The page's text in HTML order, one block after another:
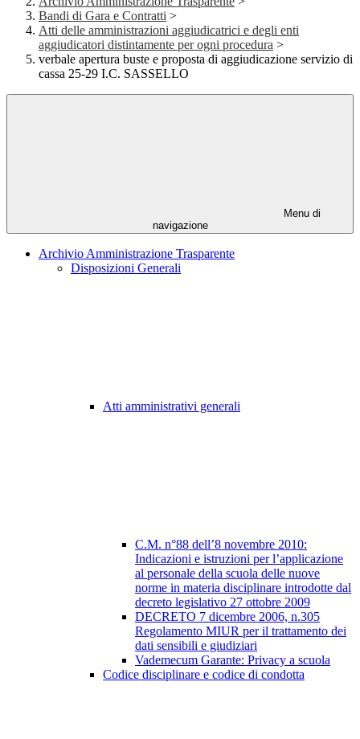
Bandi di Gara e Contratti >
Atti delle amministrazioni aggiudicatrici e degli enti
aggiudicatori distintamente per ogni procedura >
verbale apertura buste e proposta di aggiudicazione servizio di
cassa 25-29 I.C. SASSELLO
Menu di
navigazione
Archivio Amministrazione Trasparente
Disposizioni Generali
Atti amministrativi generali
C.M. n°88 dell’8 novembre 2010:
Indicazioni e istruzioni per l’applicazione
al personale della scuola delle nuove
norme in materia disciplinare introdotte dal
decreto legislativo 27 ottobre 2009
DECRETO 7 dicembre 2006, n.305
Regolamento MIUR per il trattamento dei
dati sensibili e giudiziari
Vademecum Garante: Privacy a scuola
Codice disciplinare e codice di condotta